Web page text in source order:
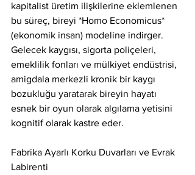
kapitalist üretim ilişkilerine eklemlenen
bu süreç, bireyi *Homo Economicus*
(ekonomik insan) modeline indirger.
Gelecek kaygısı, sigorta poliçeleri,
emeklilik fonları ve mülkiyet endüstrisi,
amigdala merkezli kronik bir kaygı
bozukluğu yaratarak bireyin hayatı
esnek bir oyun olarak algılama yetisini
kognitif olarak kastre eder.
Fabrika Ayarlı Korku Duvarları ve Evrak
Labirenti